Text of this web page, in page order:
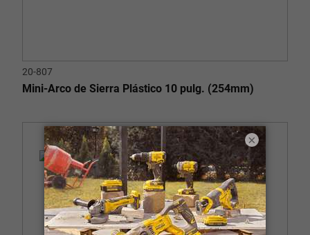
20-807
Mini-Arco de Sierra Plástico 10 pulg. (254mm)
×